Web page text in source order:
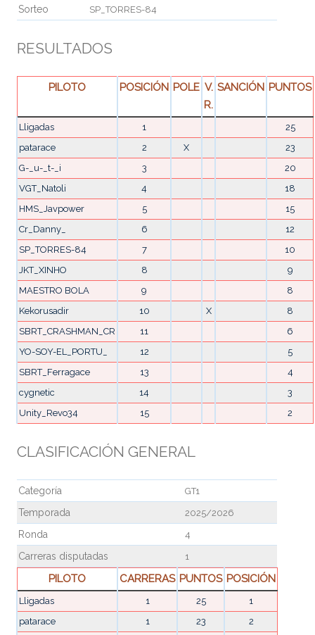
Sorteo SP_TORRES-84
RESULTADOS
PILOTO POSICIÓN POLE V.
R.
SANCIÓN PUNTOS
Lligadas 1
25
patarace
2 X
23
G-_u-_t-_i
3
20
VGT_Natoli
4
18
HMS_Javpower
5
15
Cr_Danny_
6
12
SP_TORRES-84
7
10
JKT_XINHO
8
9
MAESTRO BOLA
9
8
Kekorusadir
10 X
8
SBRT_CRASHMAN_CR
11
6
YO-SOY-EL_PORTU_
12
5
SBRT_Ferragace
13
4
cygnetic
14
3
Unity_Revo34
15 2
CLASIFICACIÓN GENERAL
Categoría GT1
Temporada 2025/2026
Ronda 4
Carreras disputadas 1
PILOTO CARRERAS PUNTOS POSICIÓN
Lligadas 1 25
1
patarace
1 23 2